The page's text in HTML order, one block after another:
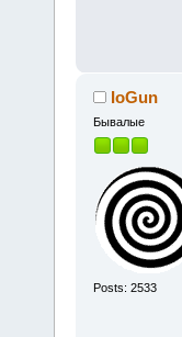
IoGun
Бывалые
Posts: 2533